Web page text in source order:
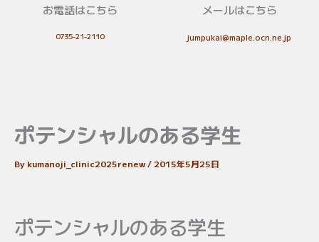
お電話はこちら
0735-21-2110
メールはこちら
jumpukai@maple.ocn.ne.jp
ポテンシャルのある学生
By kumanoji_clinic2025renew/ 2015年5月25日
ポテンシャルのある学生